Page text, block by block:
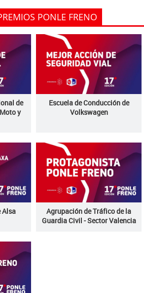
PONLE FRENO
de
y
Escuela de Conducción de
Volkswagen
Alsa
Agrupación de Tráfico de la
Guardia Civil - Sector Valencia